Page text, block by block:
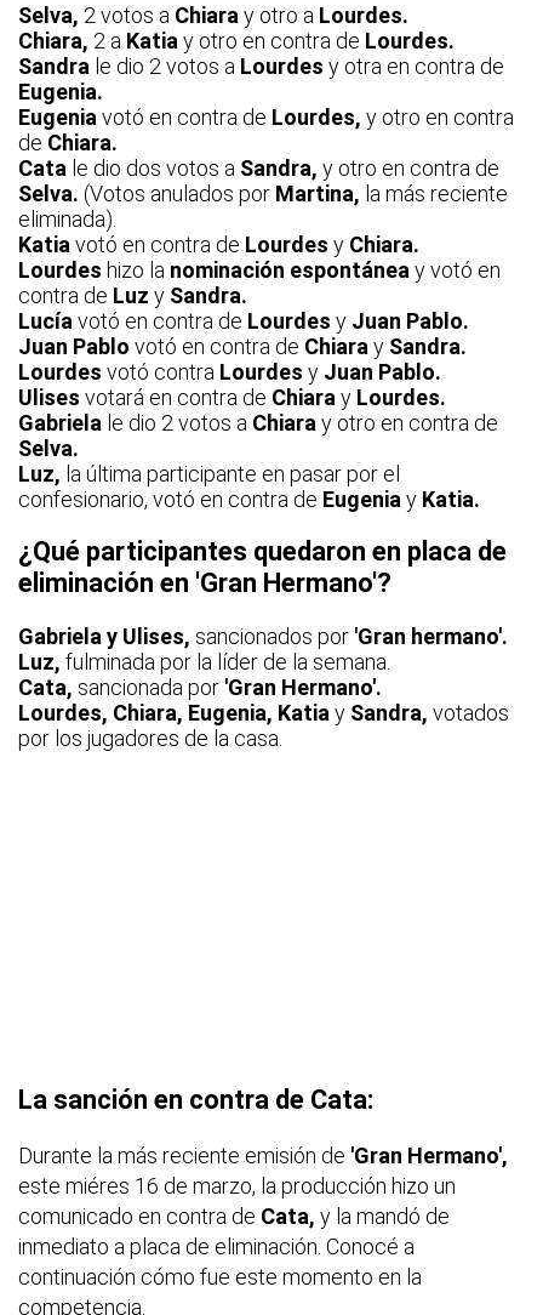
Selva, 2 votos a Chiara y otro a Lourdes.
Chiara, 2 a Katia y otro en contra de Lourdes.
Sandra le dio 2 votos a Lourdes y otra en contra de
Eugenia.
Eugenia votó en contra de Lourdes, y otro en contra
de Chiara.
Cata le dio dos votos a Sandra, y otro en contra de
Selva. (Votos anulados por Martina, la más reciente
eliminada).
Katia votó en contra de Lourdes y Chiara.
Lourdes hizo la nominación espontánea y votó en
contra de Luz y Sandra.
Lucía votó en contra de Lourdes y Juan Pablo.
Juan Pablo votó en contra de Chiara y Sandra.
Lourdes votó contra Lourdes y Juan Pablo.
Ulises votará en contra de Chiara y Lourdes.
Gabriela le dio 2 votos a Chiara y otro en contra de
Selva.
Luz, la última participante en pasar por el
confesionario, votó en contra de Eugenia y Katia.
¿Qué participantes quedaron en placa de
eliminación en 'Gran Hermano'?
Gabriela y Ulises, sancionados por 'Gran hermano'.
Luz, fulminada por la líder de la semana.
Cata, sancionada por 'Gran Hermano'.
Lourdes, Chiara, Eugenia, Katia y Sandra, votados
por los jugadores de la casa.
La sanción en contra de Cata:
Durante la más reciente emisión de 'Gran Hermano',
este miéres 16 de marzo, la producción hizo un
comunicado en contra de Cata, y la mandó de
inmediato a placa de eliminación. Conocé a
continuación cómo fue este momento en la
competencia.